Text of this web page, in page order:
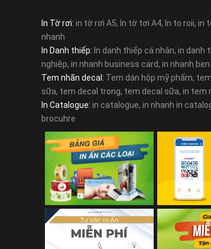
In Tờ rơi: in tờ rơi A5, In tờ tơi A4, In to roii, in
nhanh
In Danh thiếp: In danh thiếp cá nhân, in danh
nghiệp, in nhanh business card, in nhanh
Tem nhãn decal: Tem dán hộp mỹ phẩm,
sữa, tem decal trong, tem decal sữa, in tem
In Catalogue: in catalogue, in nhanh in
brocuhre